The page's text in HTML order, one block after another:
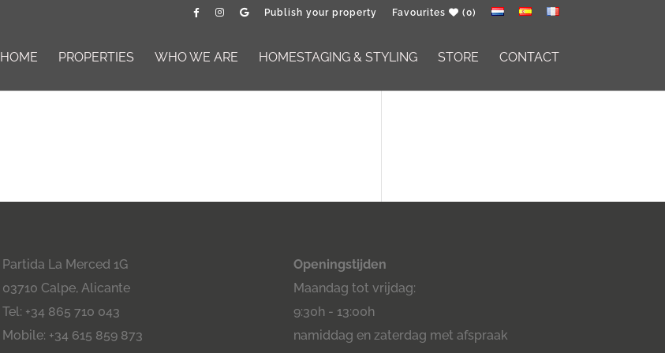
Publish your property Favourites (0)
HOME PROPERTIES WHO WE ARE HOMESTAGING & STYLING STORE CONTACT
Partida La Merced 1G
03710 Calpe, Alicante
Tel: +34 865 710 043
Mobile: +34 615 859 873
Openingstijden
Maandag tot vrijdag:
9:30h - 13:00h
namiddag en zaterdag met afspraak